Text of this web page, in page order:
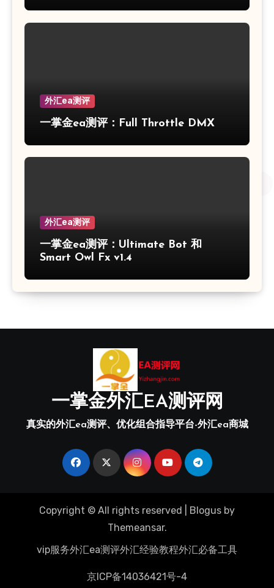
外汇ea测评
一掌金ea测评：Full Throttle DMX
外汇ea测评
一掌金ea测评：Ultimate Bot 和
Smart Owl Fx v1.4
一掌金外汇EA测评网
真实的外汇ea测评、优化组合指导平台-外汇ea商城
Copyright © All rights reserved Blogus by
Themeansar.
vip服务外汇ea测评外汇经验教程外汇必备工具
京ICP备14036421号-4